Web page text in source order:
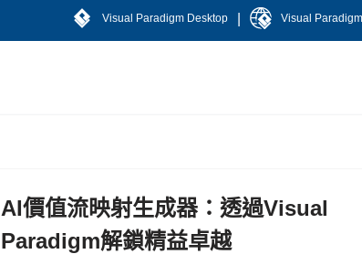
Visual Paradigm Desktop Visual
AI價值流映射生成器：透過Visual
Paradigm解鎖精益卓越